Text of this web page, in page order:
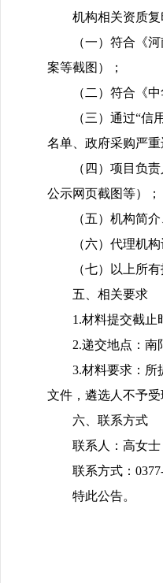
机构相关资质
（一）符合《
案等截图）；
（二）符合《
（三）通过“
名单、政府采购严
（四）项目负
公示网页截图等）；
（五）机构简
（六）代理机
（七）以上所
五、相关要求
1.材料提交截止
2.递交地点：南
3.材料要求：所
文件，遴选人不予受
六、联系方式
联系人：高女士
联系方式：
特此公告。